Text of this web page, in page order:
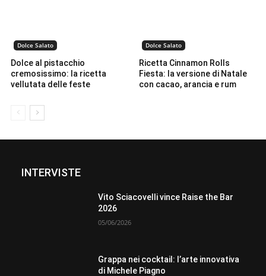
Dolce Salato
Dolce al pistacchio
cremosissimo: la ricetta
vellutata delle feste
Dolce Salato
Ricetta Cinnamon Rolls
Fiesta: la versione di Natale
con cacao, arancia e rum
INTERVISTE
Vito Sciacovelli vince Raise the Bar
2026
05/06/2026
Grappa nei cocktail: l’arte innovativa
di Michele Piagno